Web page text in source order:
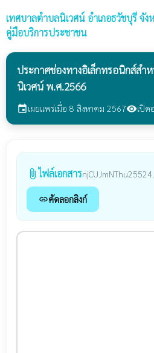
เทศบาลตำบลนิเวศน์ อำเภอธวัชบุรี จัง
คู่มือบริการประชาชน
ประกาศช่องทางอิเล็กทรอนิกส์ส
นิเวศน์ พ.ศ.2566
eventเผยแพร่เมื่อ 8 สิงหาคม 2567visibilityเปิด
attach_file ไฟล์เอกสาร
linkคัดลอกลิงก์